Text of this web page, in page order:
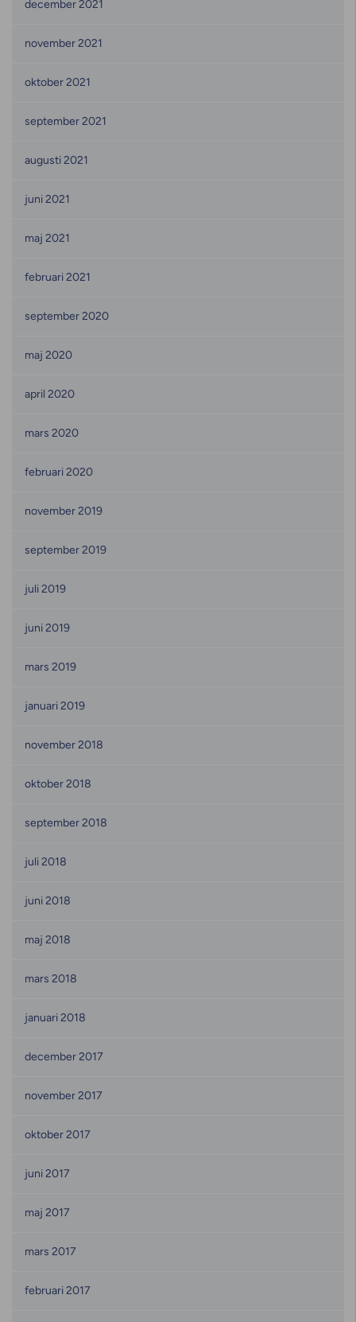
december 2021
november 2021
oktober 2021
september 2021
augusti 2021
juni 2021
maj 2021
februari 2021
september 2020
maj 2020
april 2020
mars 2020
februari 2020
november 2019
september 2019
juli 2019
juni 2019
mars 2019
januari 2019
november 2018
oktober 2018
september 2018
juli 2018
juni 2018
maj 2018
mars 2018
januari 2018
december 2017
november 2017
oktober 2017
juni 2017
maj 2017
mars 2017
februari 2017